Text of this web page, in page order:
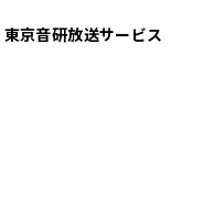
東京音研放送サービス